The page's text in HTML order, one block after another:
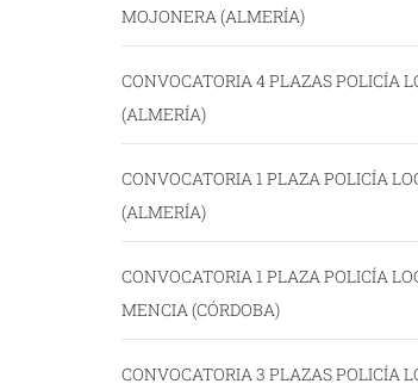
MOJONERA (ALMERÍA)
CONVOCATORIA 4 PLAZAS POLICÍA
(ALMERÍA)
CONVOCATORIA 1 PLAZA POLICÍA
(ALMERÍA)
CONVOCATORIA 1 PLAZA POLICÍA
MENCIA (CÓRDOBA)
CONVOCATORIA 3 PLAZAS POLICÍA